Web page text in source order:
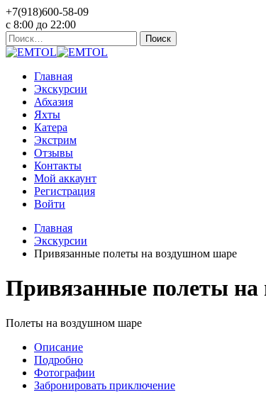
+7(918)600-58-09
c 8:00 до 22:00
Найти:
Главная
Экскурсии
Абхазия
Яхты
Катера
Экстрим
Отзывы
Контакты
Мой аккаунт
Регистрация
Войти
Главная
Экскурсии
Привязанные полеты на воздушном шаре
Привязанные полеты
Полеты на воздушном шаре
Описание
Подробно
Фотографии
Забронировать приключение